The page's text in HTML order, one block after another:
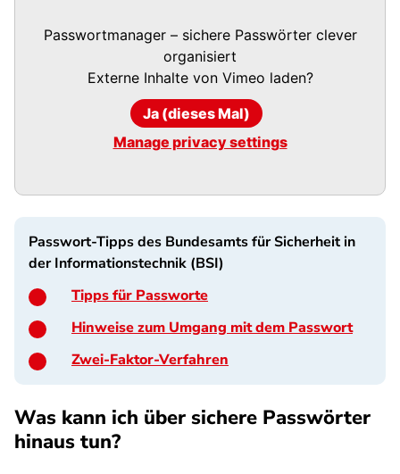
Passwortmanager – sichere Passwörter clever
organisiert
Externe Inhalte von Vimeo laden?
Ja (dieses Mal)
Manage privacy settings
Passwort-Tipps des Bundesamts für Sicherheit in
der Informationstechnik (BSI)
Tipps für Passworte
Hinweise zum Umgang mit dem Passwort
Zwei-Faktor-Verfahren
Was kann ich über sichere Passwörter
hinaus tun?